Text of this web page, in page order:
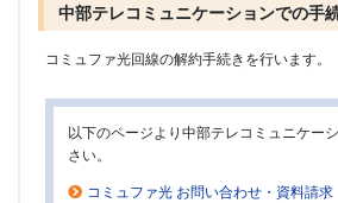
中部テレコミュニケーションでの手
コミュファ光回線の解約手続きを行います。
以下のページより中部テレコミュニケー
さい。
コミュファ光 お問い合わせ・資料請求